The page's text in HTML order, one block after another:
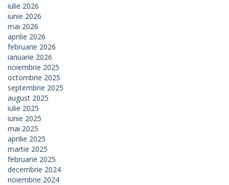
iulie 2026
iunie 2026
mai 2026
aprilie 2026
februarie 2026
ianuarie 2026
noiembrie 2025
octombrie 2025
septembrie 2025
august 2025
iulie 2025
iunie 2025
mai 2025
aprilie 2025
martie 2025
februarie 2025
decembrie 2024
noiembrie 2024